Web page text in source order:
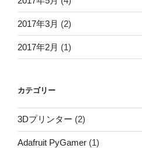
2017年3月 (2)
2017年2月 (1)
カテゴリー
3Dプリンター (2)
Adafruit PyGamer (1)